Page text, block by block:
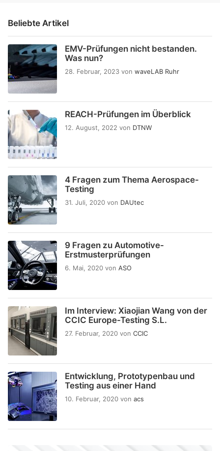
Beliebte Artikel
EMV-Prüfungen nicht bestanden.
Was nun?
28. Februar, 2023 von waveLAB Ruhr
REACH-Prüfungen im Überblick
12. August, 2022 von DTNW
4 Fragen zum Thema Aerospace-
Testing
31. Juli, 2020 von DAUtec
9 Fragen zu Automotive-
Erstmusterprüfungen
6. Mai, 2020 von ASO
Im Interview: Xiaojian Wang von der
CCIC Europe-Testing S.L.
27. Februar, 2020 von CCIC
Entwicklung, Prototypenbau und
Testing aus einer Hand
10. Februar, 2020 von acs